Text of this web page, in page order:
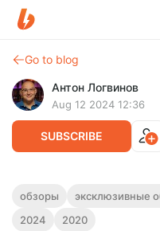
Go to blog
Антон Логвинов
Aug 12 2024 12:36
SUBSCRIBE
Обзор Final
Ну что, архив загружен -
обзоры эксклюзивные
2024
2020